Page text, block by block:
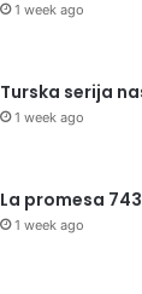
1 week ago
Turska serija
1 week ago
La promesa
1 week ago